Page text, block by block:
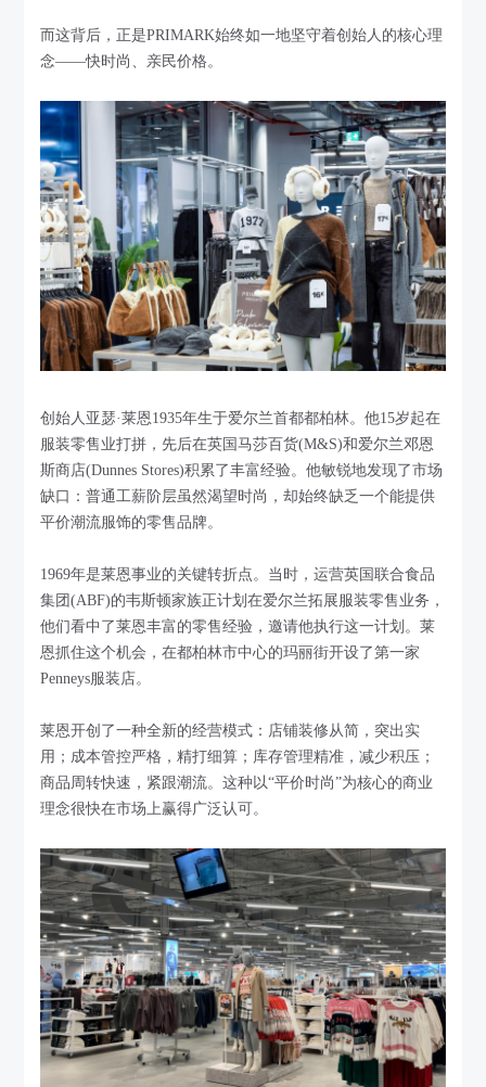
而这背后，正是PRIMARK始终如一地坚守着创始人的核心理
念——快时尚、亲民价格。
创始人亚瑟·莱恩1935年生于爱尔兰首都都柏林。他15岁起在
服装零售业打拼，先后在英国马莎百货(M&S)和爱尔兰邓恩
斯商店(Dunnes Stores)积累了丰富经验。他敏锐地发现了市场
缺口：普通工薪阶层虽然渴望时尚，却始终缺乏一个能提供
平价潮流服饰的零售品牌。
1969年是莱恩事业的关键转折点。当时，运营英国联合食品
集团(ABF)的韦斯顿家族正计划在爱尔兰拓展服装零售业务，
他们看中了莱恩丰富的零售经验，邀请他执行这一计划。莱
恩抓住这个机会，在都柏林市中心的玛丽街开设了第一家
Penneys服装店。
莱恩开创了一种全新的经营模式：店铺装修从简，突出实
用；成本管控严格，精打细算；库存管理精准，减少积压；
商品周转快速，紧跟潮流。这种以“平价时尚”为核心的商业
理念很快在市场上赢得广泛认可。